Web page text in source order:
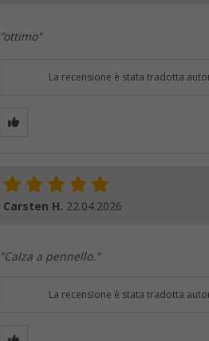
"ottimo"
La recensione è stata tradotta
Carsten H. 22.04.2026
"Calza a pennello."
La recensione è stata tradotta